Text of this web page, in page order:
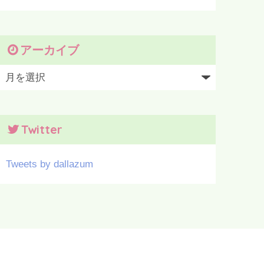
アーカイブ
Twitter
Tweets by dallazum